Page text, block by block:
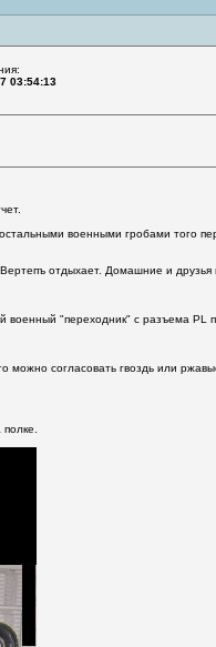
03:54:13
военными гробами того
отдыхает. Домашние и
"переходник" с разъема PL
согласовать гвоздь или